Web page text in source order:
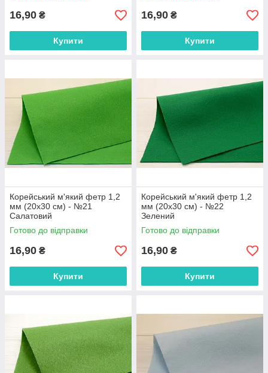
16,90 ₴
Купити
16,90 ₴
Купити
Корейський м'який фетр 1,2
мм (20х30 см) - №21
Салатовий
Готово до відправки
16,90 ₴
Купити
Корейський м'який фетр 1,2
мм (20х30 см) - №22
Зелений
Готово до відправки
16,90 ₴
Купити